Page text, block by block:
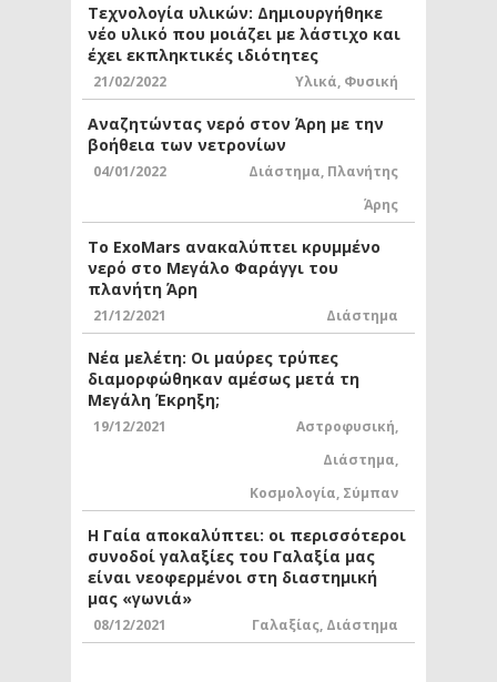
Τεχνολογία υλικών: Δημιουργήθηκε
νέο υλικό που μοιάζει με λάστιχο και
έχει εκπληκτικές ιδιότητες
21/02/2022 Υλικά, Φυσική
Αναζητώντας νερό στον Άρη με την
βοήθεια των νετρονίων
04/01/2022 Διάστημα, Πλανήτης
Άρης
Το ExoMars ανακαλύπτει κρυμμένο
νερό στο Μεγάλο Φαράγγι του
πλανήτη Άρη
21/12/2021 Διάστημα
Νέα μελέτη: Οι μαύρες τρύπες
διαμορφώθηκαν αμέσως μετά τη
Μεγάλη Έκρηξη;
19/12/2021 Αστροφυσική,
Διάστημα,
Κοσμολογία, Σύμπαν
Η Γαία αποκαλύπτει: οι περισσότεροι
συνοδοί γαλαξίες του Γαλαξία μας
είναι νεοφερμένοι στη διαστημική
μας «γωνιά»
08/12/2021 Γαλαξίας, Διάστημα